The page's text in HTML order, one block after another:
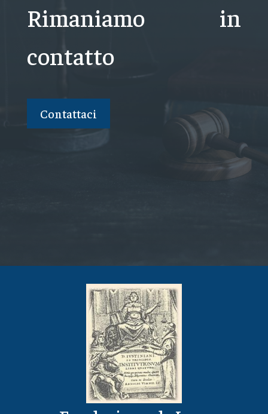
Rimaniamo in
contatto
Contattaci